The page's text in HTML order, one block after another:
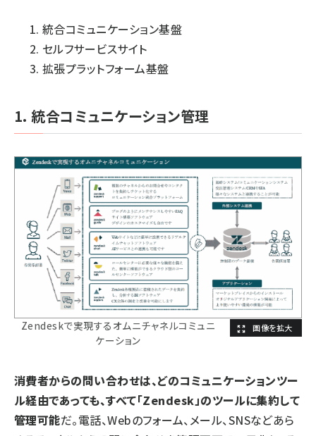
統合コミュニケーション基盤
セルフサービスサイト
拡張プラットフォーム基盤
1. 統合コミュニケーション管理
Zendeskで実現するオムニチャネルコミュニ
ケーション
消費者からの問い合わせは、どのコミュニケーションツー
ル経由であっても、すべて「Zendesk」のツールに集約して
管理可能だ。電話、Webのフォーム、メール、SNSなどあら